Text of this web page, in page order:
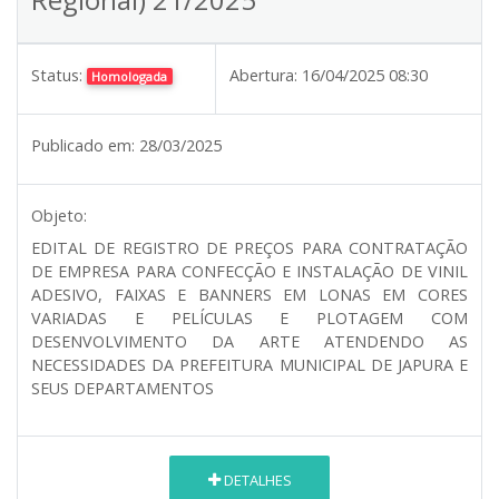
Status: Homologada Abertura: 16/04/2025 08:30
Publicado em: 28/03/2025
Objeto:
EDITAL DE REGISTRO DE PREÇOS PARA CONTRATAÇÃO
DE EMPRESA PARA CONFECÇÃO E INSTALAÇÃO DE VINIL
ADESIVO, FAIXAS E BANNERS EM LONAS EM CORES
VARIADAS E PELÍCULAS E PLOTAGEM COM
DESENVOLVIMENTO DA ARTE ATENDENDO AS
NECESSIDADES DA PREFEITURA MUNICIPAL DE JAPURA E
SEUS DEPARTAMENTOS
DETALHES